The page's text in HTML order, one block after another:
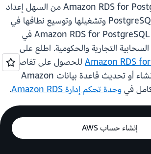
تجعل Amazon RDS for PostgreSQL من السهل إعداد
عمليات نشر PostgreSQL وتشغيلها وتوسيع نطاقها في
السحابة. تتوفر Amazon RDS for PostgreSQL في
التجارية والحكومية. اطلع على
Amazon RDS للحصول على تفاصيل
التسعير. قم بإنشاء أو تحديث قاعدة بيانات Amazon
وحدة تحكم إدارة Amazon RDS .
إنشاء حساب AWS